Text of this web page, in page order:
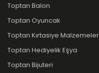
Toptan Balon
Toptan Oyuncak
Toptan Kırtasiye
Toptan Hediyelik Eşya
Toptan Bijuteri